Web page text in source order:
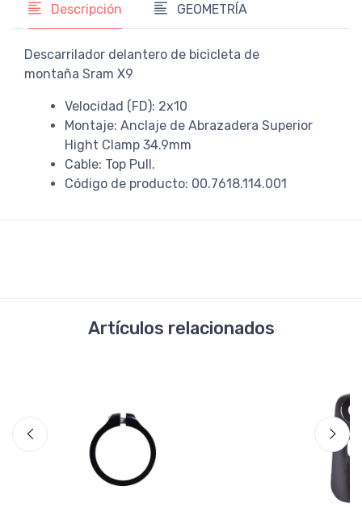
Descripción GEOMETRÍA
Descarrilador delantero de bicicleta de
montaña Sram X9
Velocidad (FD): 2x10
Montaje: Anclaje de Abrazadera Superior
Hight Clamp 34.9mm
Cable: Top Pull.
Código de producto: 00.7618.114.001
Artículos relacionados